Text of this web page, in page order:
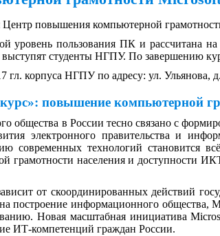
повышения компьютерной
уровень пользования ПК и рассчитана
выступят студенты НГПУ. По завершению
гл. корпуса НГПУ по адресу: ул. Ульянова,
повышение компьютерной
общества в России тесно связано с
электронного правительства и
современных технологий становится
грамотности населения и доступности
от скоординированных действий
построение информационного общества,
Новая масштабная инициатива
ИТ-компетенций граждан России.